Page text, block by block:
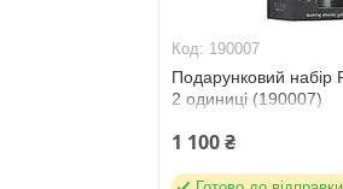
190007
Подарунковий набір
2 одиниці (190007)
1 100 ₴